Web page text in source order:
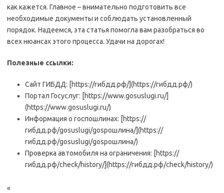
как кажется. Главное – внимательно подготовить все
необходимые документы и соблюдать установленный
порядок. Надеемся, эта статья помогла вам разобраться во
всех нюансах этого процесса. Удачи на дорогах!
Полезные ссылки:
Сайт ГИБДД: [https://гибдд.рф/](https://гибдд.рф/)
Портал Госуслуг: [https://www.gosuslugi.ru/]
(https://www.gosuslugi.ru/)
Информация о госпошлинах: [https://
гибдд.рф/gosuslugi/gospoшлина/](https://
гибдд.рф/gosuslugi/gospoшлина/)
Проверка автомобиля на ограничения: [https://
гибдд.рф/check/history/](https://гибдд.рф/check/history/)
«